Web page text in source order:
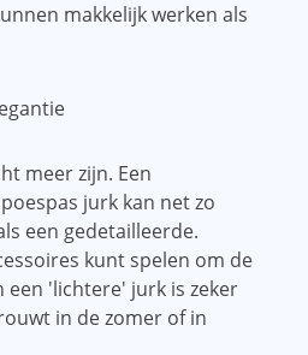
makkelijk werken als
meer zijn. Een
jurk kan net zo
een gedetailleerde.
kunt spelen om de
een 'lichtere' jurk is zeker
in de zomer of in